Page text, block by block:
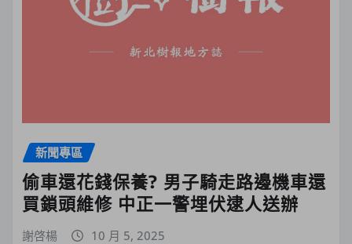
新聞專區
偷車還花錢保養? 男子騎走路邊機車還
買鎖頭維修 中正一警埋伏逮人送辦
謝啓楊 10 月 5, 2025